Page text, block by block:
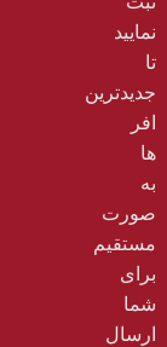
نمایید
تا
جدیدترین
افر
ها
به‌
صورت
مستقیم
برای
شما
ارسال